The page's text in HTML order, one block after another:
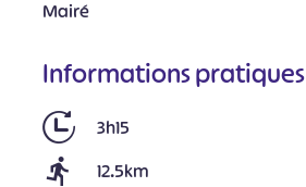
Mairé
Informations pratiques
3h15
12.5km